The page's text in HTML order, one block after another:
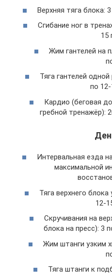
Верхняя тяга блока:
Сгибание ног в
15
Жим гантелей на
Тяга гантелей
по
Кардио (беговая
гребной тренажёр):
Интервальная езда
максимальной
Тяга верхнего
12-
Скручивания на
блока на пресс): 3
Жим штанги узким
Тяга штанги к